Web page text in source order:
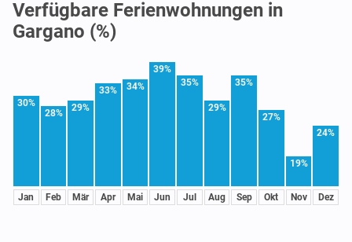
Verfügbare Ferienwohnungen in
Gargano (%)
30%
Jan
28%
Feb
29%
Mär
33%
Apr
34%
Mai
39%
Jun
35%
Jul
29%
Aug
35%
Sep
27%
Okt
19%
Nov
24%
Dez